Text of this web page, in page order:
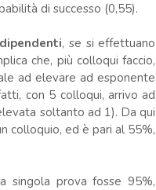
di successo (0,55).
, se si effettuano
che, più colloqui faccio,
ad elevare ad esponente
con 5 colloqui, arrivo ad
soltanto ad 1). Da qui
colloquio, ed è pari al 55%,
singola prova fosse 95%,